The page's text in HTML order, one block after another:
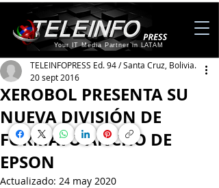
Your IT Media Partner in LATAM
XEROBOL PRESENTA SU
NUEVA DIVISIÓN DE
FORMATO ANCHO DE
EPSON
TELEINFOPRESS Ed. 94 / Santa Cruz, Bolivia.
20 sept 2016
Actualizado: 24 may 2020